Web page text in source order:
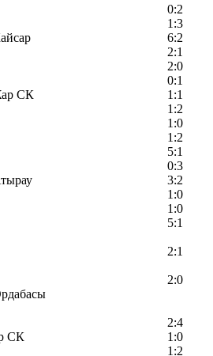
0:2
1:3
6:2
2:1
2:0
0:1
СК
1:1
1:2
1:0
1:2
5:1
0:3
3:2
1:0
1:0
5:1
2:1
2:0
2:4
СК
1:0
1:2